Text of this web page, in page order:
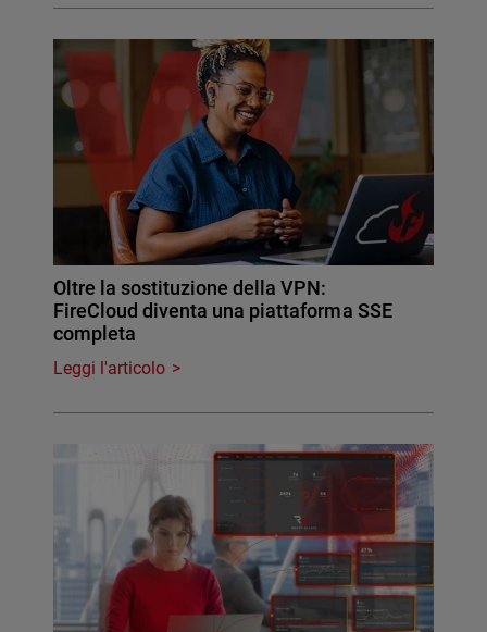
Oltre la sostituzione della VPN:
FireCloud diventa una piattaforma SSE
completa
Leggi l'articolo